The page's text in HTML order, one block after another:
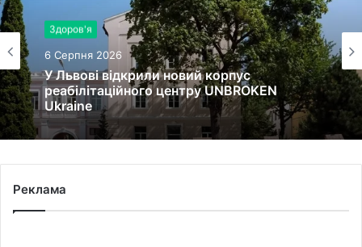
Здоров'я
6 Серпня 2026
У Львові відкрили новий корпус
реабілітаційного центру UNBROKEN
Ukraine
Реклама